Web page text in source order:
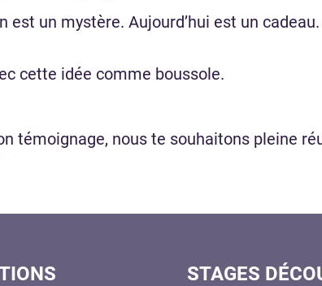
un mystère. Aujourd’hui est un cadeau.
cette idée comme boussole.
témoignage, nous te souhaitons pleine
STAGES